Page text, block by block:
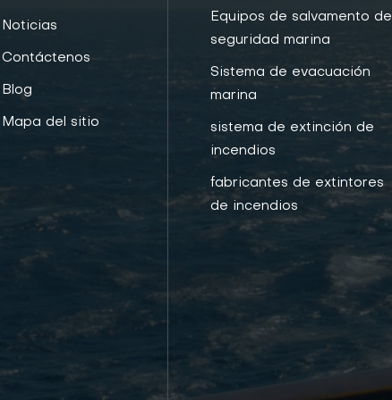
Noticias
Contáctenos
Blog
Mapa del sitio
Equipos de salvamento de
seguridad marina
Sistema de evacuación
marina
sistema de extinción de
incendios
fabricantes de extintores
de incendios